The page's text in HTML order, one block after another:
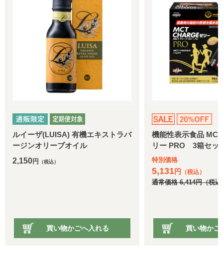
ルイーザ(LUISA) 有機エキストラバ
ージンオリーブオイル
2,150円 （税込）
買い物かごへ入れる
機能性表示食品
リー PRO 3箱セッ
特別価格
5,131円 （税込）
通常価格6,414円（税込
買い物かご